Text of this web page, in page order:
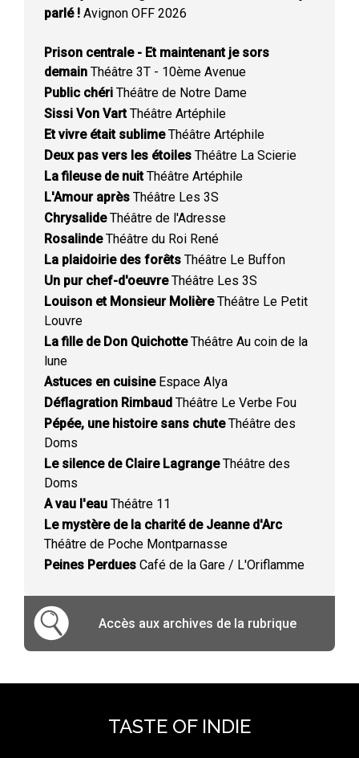
parlé ! Avignon OFF 2026
Prison centrale - Et maintenant je sors
demain Théâtre 3T - 10ème Avenue
Public chéri Théâtre de Notre Dame
Sissi Von VartThéâtre Artéphile
Et vivre était sublimeThéâtre Artéphile
Deux pas vers les étoiles Théâtre La Scierie
La fileuse de nuitThéâtre Artéphile
L'Amour après Théâtre Les 3S
ChrysalideThéâtre de l'Adresse
RosalindeThéâtre du Roi René
La plaidoirie des forêts Théâtre Le Buffon
Un pur chef-d'oeuvreThéâtre Les 3S
Louison et Monsieur MolièreThéâtre Le Petit
Louvre
La fille de Don QuichotteThéâtre Au coin de la
lune
Astuces en cuisineEspace Alya
Déflagration Rimbaud Théâtre Le Verbe Fou
Pépée, une histoire sans chuteThéâtre des
Doms
Le silence de Claire LagrangeThéâtre des
Doms
A vau l'eau Théâtre 11
Le mystère de la charité de Jeanne d'Arc
Théâtre de Poche Montparnasse
Peines Perdues Café de la Gare / L'Oriflamme
Accès aux archives de la rubrique
TASTE OF INDIE